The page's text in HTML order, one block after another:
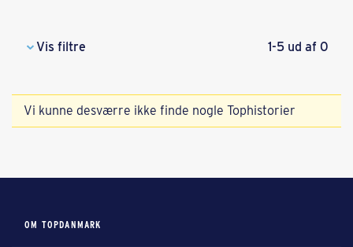
Vis filtre 1-5 ud af 0
Vi kunne desværre ikke finde nogle Tophistorier
OM TOPDANMARK